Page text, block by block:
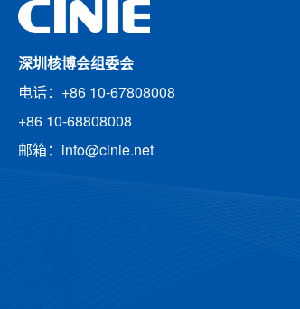
深圳核博会组委会
电话：+86 10-67808008
+86 10-68808008
邮箱：info@cinie.net